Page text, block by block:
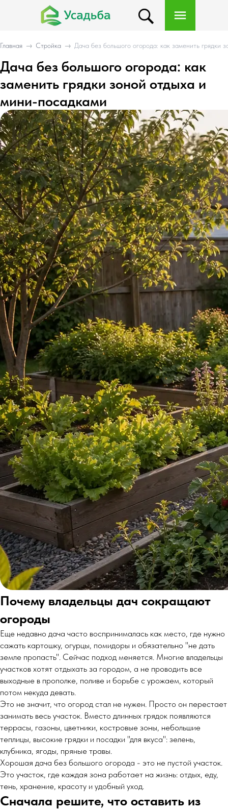
Главная → Стройка → Дача без большого огорода: как заменить грядки
Дача без большого огорода: как
заменить грядки зоной отдыха и
мини-посадками
Почему владельцы дач сокращают
огороды
Еще недавно дача часто воспринималась как место, где нужно
сажать картошку, огурцы, помидоры и обязательно "не дать
земле пропасть". Сейчас подход меняется. Многие владельцы
участков хотят отдыхать за городом, а не проводить все
выходные в прополке, поливе и борьбе с урожаем, который
потом некуда девать.
Это не значит, что огород стал не нужен. Просто он перестает
занимать весь участок. Вместо длинных грядок появляются
террасы, газоны, цветники, костровые зоны, небольшие
теплицы, высокие грядки и посадки "для вкуса": зелень,
клубника, ягоды, пряные травы.
Хорошая дача без большого огорода - это не пустой участок.
Это участок, где каждая зона работает на жизнь: отдых, еду,
тень, хранение, красоту и удобный уход.
Сначала решите, что оставить из